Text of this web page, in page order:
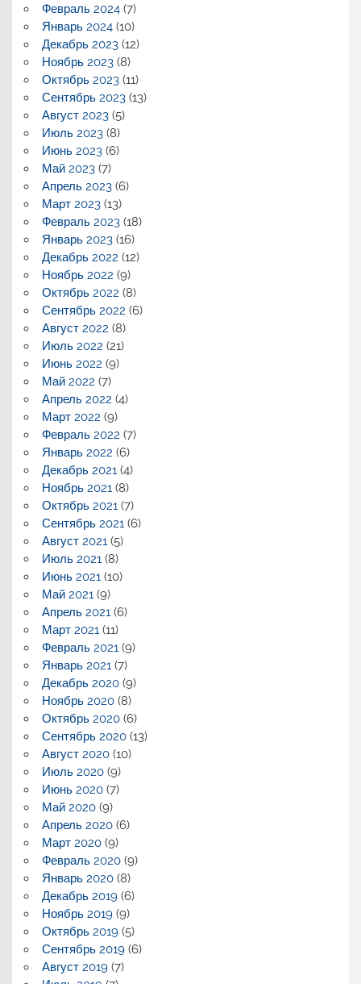
Февраль 2024(7)
Январь 2024(10)
Декабрь 2023(12)
Ноябрь 2023(8)
Октябрь 2023(11)
Сентябрь 2023(13)
Август 2023(5)
Июль 2023(8)
Июнь 2023(6)
Май 2023(7)
Апрель 2023(6)
Март 2023(13)
Февраль 2023(18)
Январь 2023(16)
Декабрь 2022 (12)
Ноябрь 2022 (9)
Октябрь 2022 (8)
Сентябрь 2022 (6)
Август 2022 (8)
Июль 2022 (21)
Июнь 2022 (9)
Май 2022 (7)
Апрель 2022 (4)
Март 2022 (9)
Февраль 2022 (7)
Январь 2022 (6)
Декабрь 2021(4)
Ноябрь 2021(8)
Октябрь 2021(7)
Сентябрь 2021(6)
Август 2021(5)
Июль 2021(8)
Июнь 2021(10)
Май 2021(9)
Апрель 2021(6)
Март 2021(11)
Февраль 2021(9)
Январь 2021(7)
Декабрь 2020(9)
Ноябрь 2020(8)
Октябрь 2020(6)
Сентябрь 2020(13)
Август 2020(10)
Июль 2020(9)
Июнь 2020(7)
Май 2020(9)
Апрель 2020(6)
Март 2020(9)
Февраль 2020(9)
Январь 2020(8)
Декабрь 2019(6)
Ноябрь 2019(9)
Октябрь 2019(5)
Сентябрь 2019(6)
Август 2019(7)